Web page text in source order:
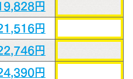
円
円
円
円